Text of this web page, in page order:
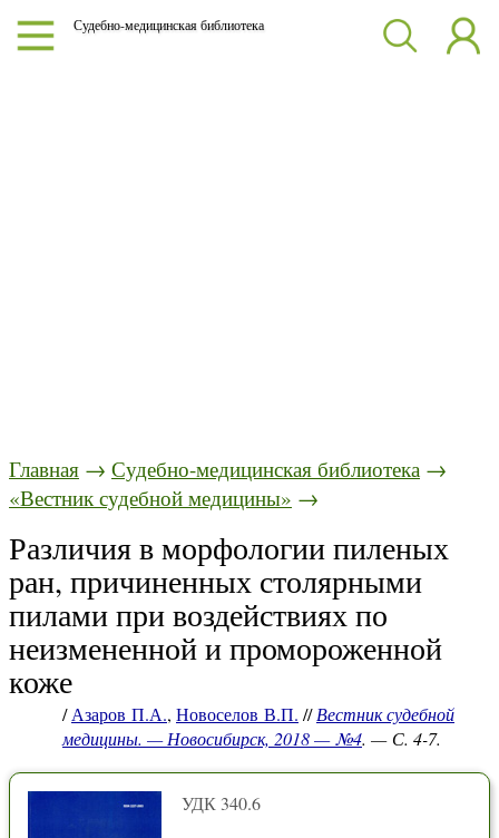
Судебно-медицинская библиотека
Главная → Судебно-медицинская библиотека →
«Вестник судебной медицины» →
Различия в морфологии пиленых
ран, причиненных столярными
пилами при воздействиях по
неизмененной и промороженной
коже
/Азаров П.А., Новоселов В.П. //Вестник судебной
медицины. — Новосибирск, 2018 — №4. — С. 4-7.
УДК 340.6